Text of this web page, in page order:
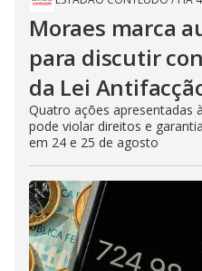
Moraes marca
para discutir
da Lei
Quatro ações apresentadas
pode violar direitos e
em 24 e 25 de agosto